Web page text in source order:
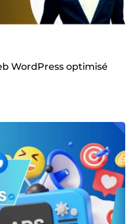
WordPress optimisé